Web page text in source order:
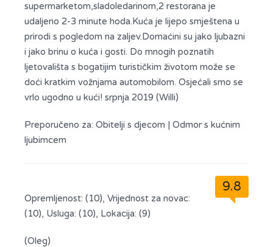
supermarketom,sladoledarinom,2 restorana je
udaljeno 2-3 minute hoda.Kuća je lijepo smještena u
prirodi s pogledom na zaljev.Domaćini su jako ljubazni
i jako brinu o kuća i gosti. Do mnogih poznatih
ljetovališta s bogatijim turističkim životom može se
doći kratkim vožnjama automobilom. Osjećali smo se
vrlo ugodno u kući! srpnja 2019 (Willi)
Preporučeno za: Obitelji s djecom | Odmor s kućnim
ljubimcem
9.8
Opremljenost: (10), Vrijednost za novac:
(10), Usluga: (10), Lokacija: (9)
(Oleg)